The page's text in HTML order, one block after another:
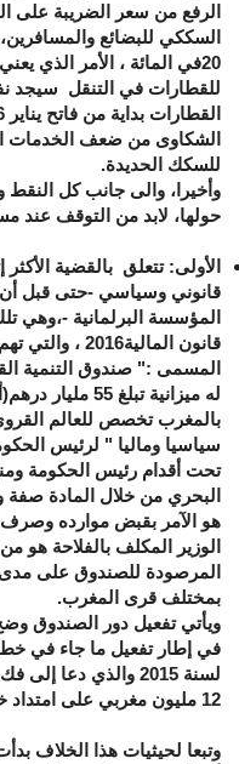
الرفع من سعر الضريبة على
20في المائة ، الأمر الذي
للقطارات في التنقل سيجد
الشكاوى من ضعف الخدمات
للسكك الحديدة.
وأخيرا، والى جانب كل
حولها، لابد من التوقف عند
الأولى: تتعلق بالقضية
قانوني وسياسي -حتى قبل
المؤسسة البرلمانية -،وهي
قانون
المسمى :" صندوق التنمية
له ميزانية تبلغ
بالمغرب تخصص للعالم
سياسيا وماليا " لرئيس
تحت أقدام رئيس الحكومة
البحري من خلال المادة
هو الآمر بقبض موارده وصرف
الوزير المكلف بالفلاحة هو
بمختلف قرى المغرب.
ويأتي تفعيل دور الصندوق
في إطار تفعيل ما جاء في
لسنة 2015 والذي
12 مليون مغربي على امتداد خريطة المملكة
وتبعا لحيثيات هذا الخلاف